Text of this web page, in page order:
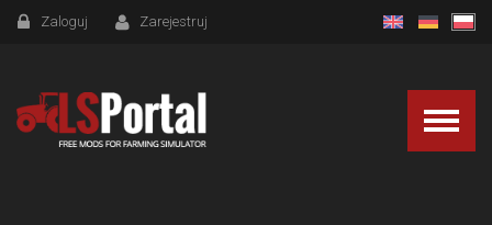
Zaloguj Zarejestruj